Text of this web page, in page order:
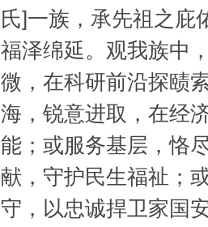
氏]一族，承先祖之庇
福泽绵延。观我族中
微，在科研前沿探赜
海，锐意进取，在经
能；或服务基层，恪
献，守护民生福祉；
守，以忠诚捍卫家国